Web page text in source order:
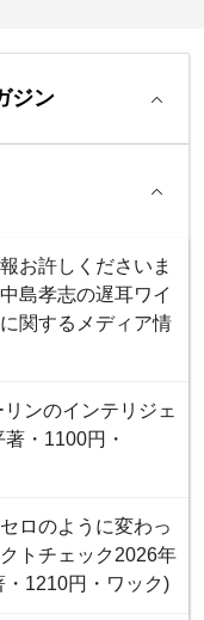
ジン
お許しくださいま
島孝志の遅耳ワイ
関するメディア情
リンのインテリジェ
・1100円・‎
ロのように変わっ
トチェック2026年
1210円・ワック)